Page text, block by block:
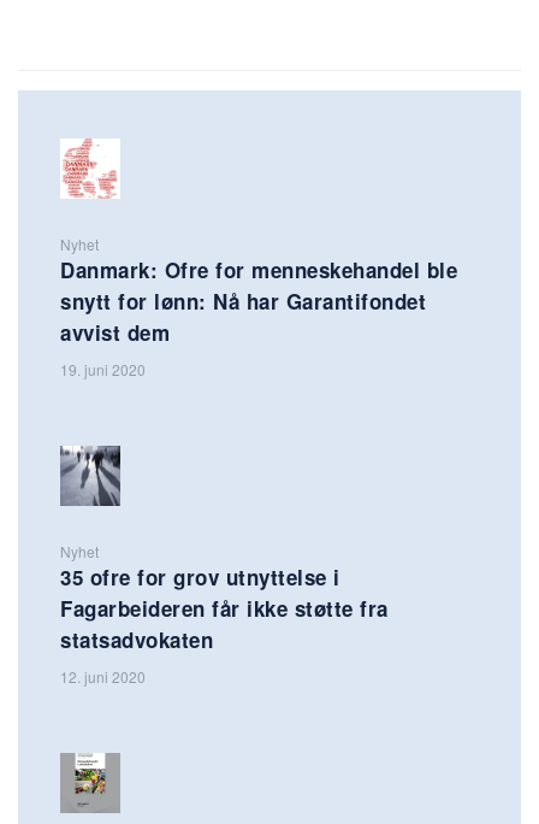
Nyhet
Danmark: Ofre for menneskehandel ble
snytt for lønn: Nå har Garantifondet
avvist dem
19. juni 2020
Nyhet
35 ofre for grov utnyttelse i
Fagarbeideren får ikke støtte fra
statsadvokaten
12. juni 2020